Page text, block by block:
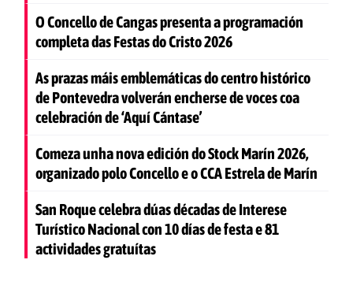
O Concello de Cangas presenta a programación
completa das Festas do Cristo 2026
As prazas máis emblemáticas do centro histórico
de Pontevedra volverán encherse de voces coa
celebración de ‘Aquí Cántase’
Comeza unha nova edición do Stock Marín 2026,
organizado polo Concello e o CCA Estrela de Marín
San Roque celebra dúas décadas de Interese
Turístico Nacional con 10 días de festa e 81
actividades gratuítas